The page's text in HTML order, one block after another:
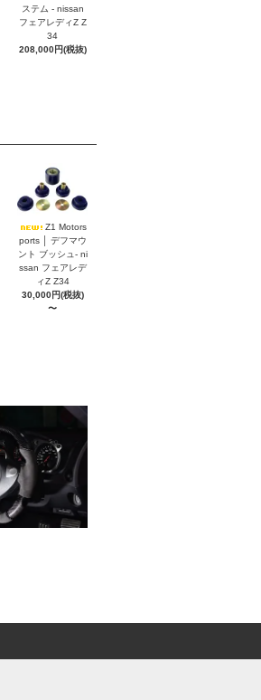
ステム - nissan
フェアレディZ Z
34
208,000円(税抜)
Z1 Motors
ports │ デフマウ
ント ブッシュ- ni
ssan フェアレデ
ィZ Z34
30,000円(税抜)
〜